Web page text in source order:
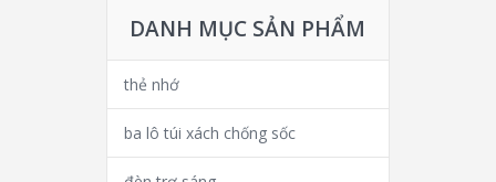
DANH MỤC SẢN PHẨM
thẻ nhớ
ba lô túi xách chống sốc